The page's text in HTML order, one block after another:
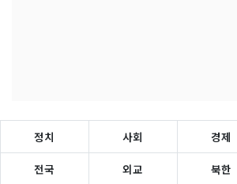
정치 사회 경제
전국 외교 북한